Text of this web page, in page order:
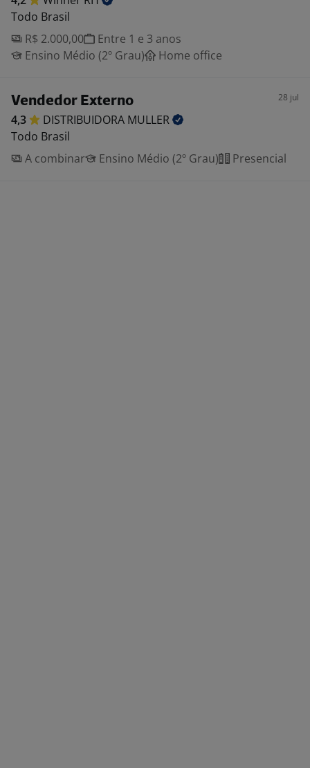
Todo Brasil
R$ 2.000,00
Entre 1 e 3 anos
Ensino Médio (2º Grau)
Home office
Vendedor Externo 28 jul
4,3 DISTRIBUIDORA MULLER
Todo Brasil
A combinar
Ensino Médio (2º Grau) Presencial